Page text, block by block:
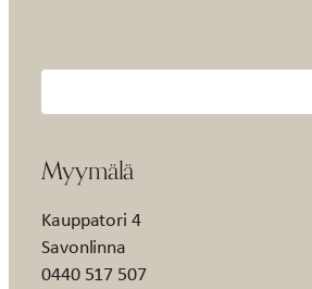
Myymälä
Kauppatori 4
Savonlinna
0440 517 507